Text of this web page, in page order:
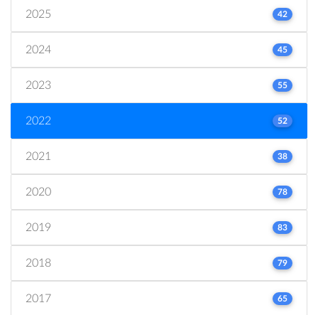
2025 42
2024 45
2023 55
2022 52
2021 38
2020 78
2019 83
2018 79
2017 65